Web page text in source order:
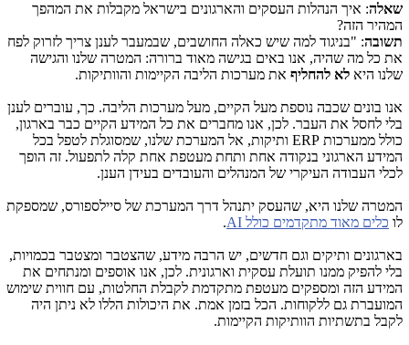
שאלה: איך הנהלות העסקים והארגונים בישראל מקבלות את המהפך
המהיר הזה?
תשובה: "בניגוד למה שיש כאלה החושבים, שבמעבר לענן צריך לזרוק לפח
את כל מה שהיה, אנו באים בגישה מאוד ברורה: המטרה שלנו והגישה
שלנו היא לא להחליף את מערכות הליבה הקיימות והוותיקות.
אנו בונים שכבה נוספת מעל הקיים, מעל מערכות הליבה. כך, עוברים לענן
בלי לחסל את העבר. לכן, אנו מחברים את כל המידע הקיים כבר בארגון,
כולל ממערכות ERP ותיקות, אל המערכת שלנו, שמסוגלת לטפל בכל
המידע הארגוני בנקודה אחת ותחת מעטפת אחת קלה לתפעול. זה הופך
לכלי העבודה העיקרי של המנהלים והעובדים בעידן הענן.
המטרה שלנו היא, שהעסק יתנהל דרך המערכת של סיילספורס, שמספקת
לו כלים מאוד מתקדמים כולל AI
.
בארגונים ותיקים וגם חדשים, יש הרבה מידע, שהצטבר ומצטבר בכמויות,
בלי להפיק ממנו תועלת עסקית וארגונית. לכן, אנו אוספים ומנתחים את
המידע הזה ומספקים מעטפת מתקדמת לקבלת החלטות, עם חווית שימוש
המועברת גם ללקוחות. הכל בזמן אמת. את היכולות הללו לא ניתן היה
לקבל בתשתיות הוותיקות הקיימות.